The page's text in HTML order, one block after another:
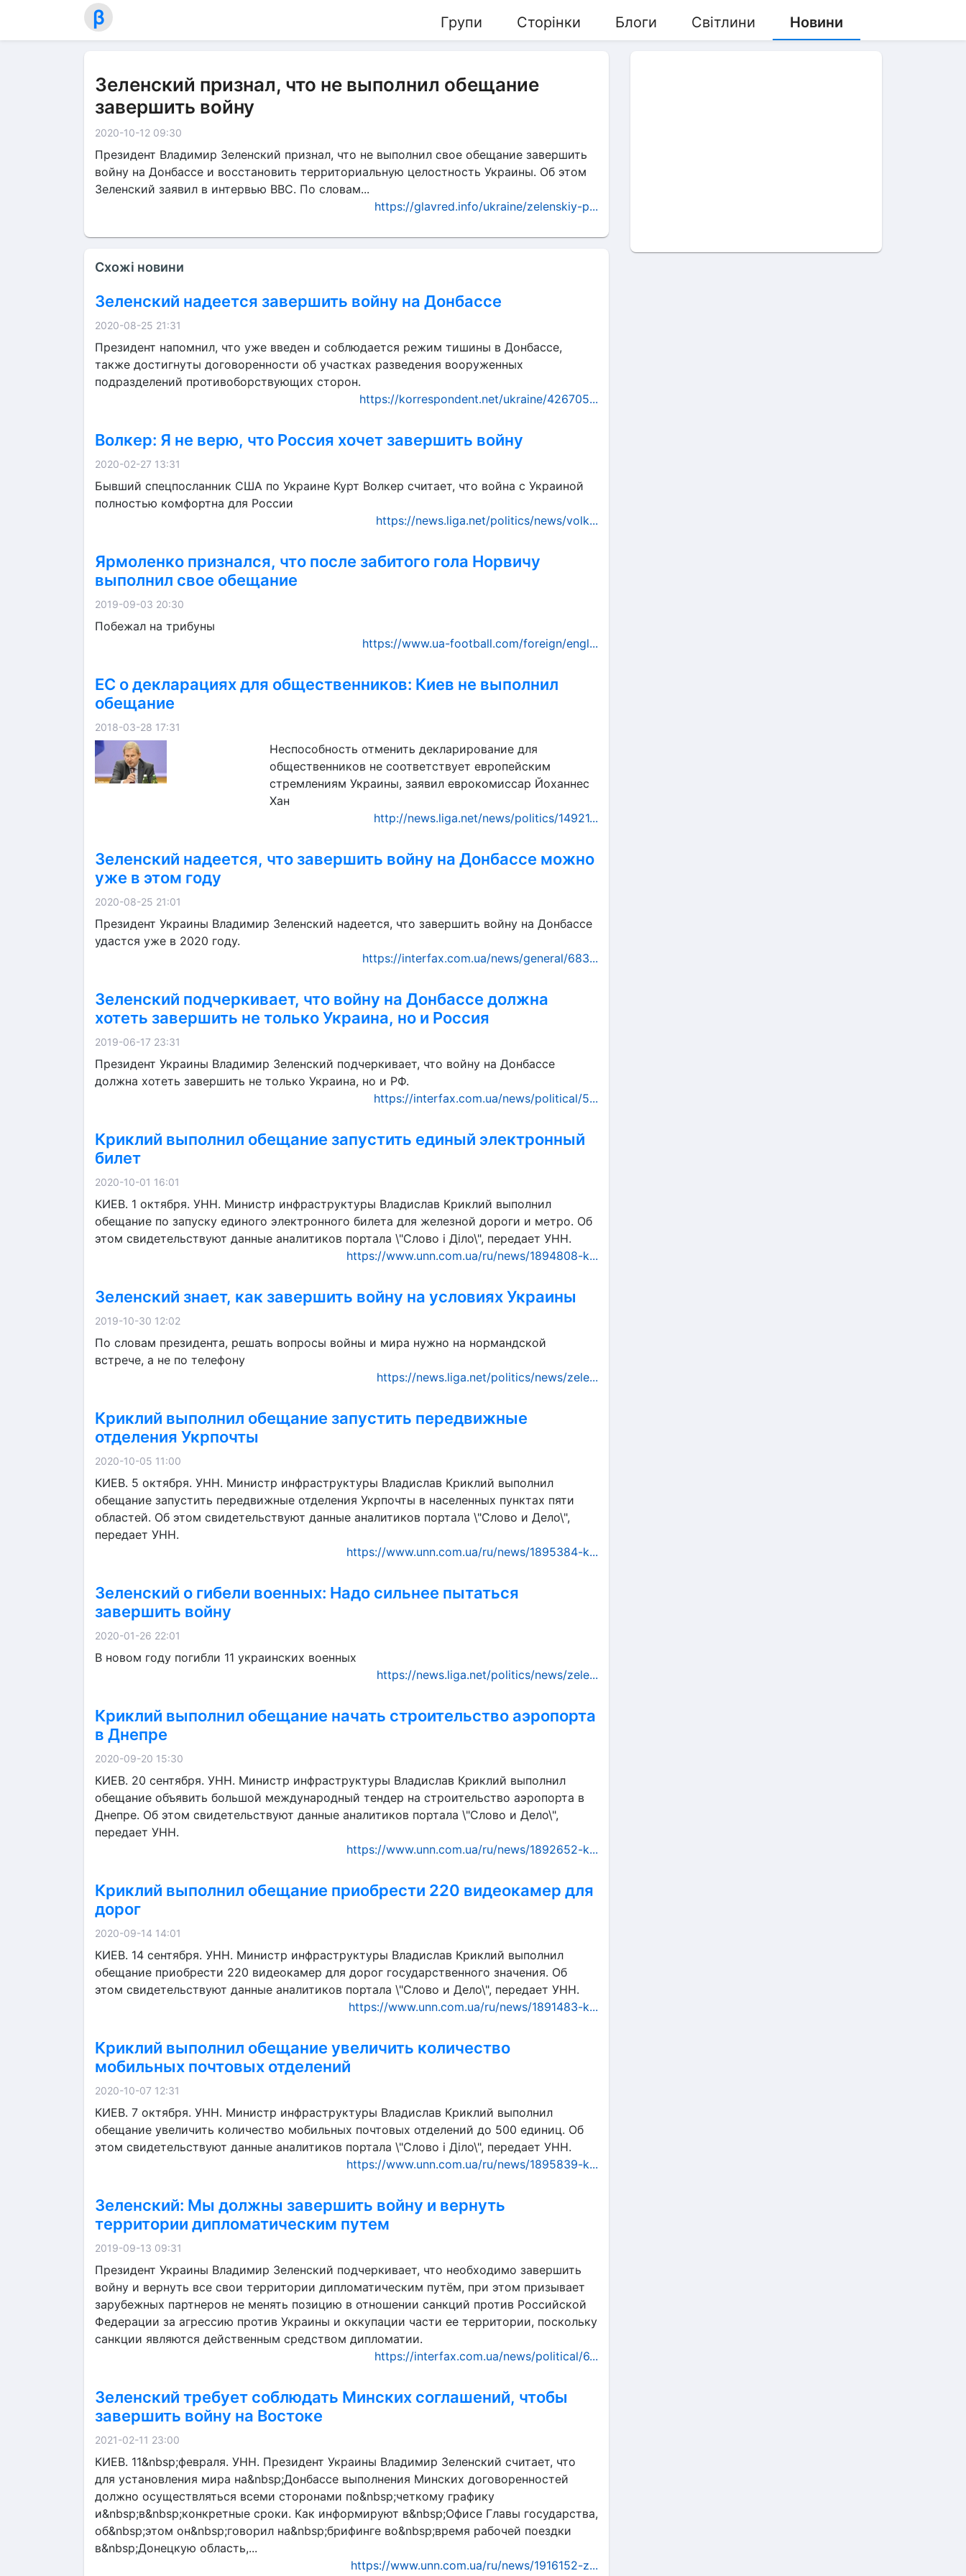
β Групи Сторінки Блоги Світлини Новини
Зеленский признал, что не выполнил обещание
завершить войну
2020-10-12 09:30
Президент Владимир Зеленский признал, что не выполнил свое обещание завершить
войну на Донбассе и восстановить территориальную целостность Украины. Об этом
Зеленский заявил в интервью BBC. По словам...
https://glavred.info/ukraine/zelenskiy-p...
Схожі новини
Зеленский надеется завершить войну на Донбассе
2020-08-25 21:31
Президент напомнил, что уже введен и соблюдается режим тишины в Донбассе,
также достигнуты договоренности об участках разведения вооруженных
подразделений противоборствующих сторон.
https://korrespondent.net/ukraine/426705...
Волкер: Я не верю, что Россия хочет завершить войну
2020-02-27 13:31
Бывший спецпосланник США по Украине Курт Волкер считает, что война с Украиной
полностью комфортна для России
https://news.liga.net/politics/news/volk...
Ярмоленко признался, что после забитого гола Норвичу
выполнил свое обещание
2019-09-03 20:30
Побежал на трибуны
https://www.ua-football.com/foreign/engl...
ЕС о декларациях для общественников: Киев не выполнил
обещание
2018-03-28 17:31
Неспособность отменить декларирование для
общественников не соответствует европейским
стремлениям Украины, заявил еврокомиссар Йоханнес
Хан
http://news.liga.net/news/politics/14921...
Зеленский надеется, что завершить войну на Донбассе можно
уже в этом году
2020-08-25 21:01
Президент Украины Владимир Зеленский надеется, что завершить войну на Донбассе
удастся уже в 2020 году.
https://interfax.com.ua/news/general/683...
Зеленский подчеркивает, что войну на Донбассе должна
хотеть завершить не только Украина, но и Россия
2019-06-17 23:31
Президент Украины Владимир Зеленский подчеркивает, что войну на Донбассе
должна хотеть завершить не только Украина, но и РФ.
https://interfax.com.ua/news/political/5...
Криклий выполнил обещание запустить единый электронный
билет
2020-10-01 16:01
КИЕВ. 1 октября. УНН. Министр инфраструктуры Владислав Криклий выполнил
обещание по запуску единого электронного билета для железной дороги и метро. Об
этом свидетельствуют данные аналитиков портала \"Слово і Діло\", передает УНН.
https://www.unn.com.ua/ru/news/1894808-k...
Зеленский знает, как завершить войну на условиях Украины
2019-10-30 12:02
По словам президента, решать вопросы войны и мира нужно на нормандской
встрече, а не по телефону
https://news.liga.net/politics/news/zele...
Криклий выполнил обещание запустить передвижные
отделения Укрпочты
2020-10-05 11:00
КИЕВ. 5 октября. УНН. Министр инфраструктуры Владислав Криклий выполнил
обещание запустить передвижные отделения Укрпочты в населенных пунктах пяти
областей. Об этом свидетельствуют данные аналитиков портала \"Слово и Дело\",
передает УНН.
https://www.unn.com.ua/ru/news/1895384-k...
Зеленский о гибели военных: Надо сильнее пытаться
завершить войну
2020-01-26 22:01
В новом году погибли 11 украинских военных
https://news.liga.net/politics/news/zele...
Криклий выполнил обещание начать строительство аэропорта
в Днепре
2020-09-20 15:30
КИЕВ. 20 сентября. УНН. Министр инфраструктуры Владислав Криклий выполнил
обещание объявить большой международный тендер на строительство аэропорта в
Днепре. Об этом свидетельствуют данные аналитиков портала \"Слово и Дело\",
передает УНН.
https://www.unn.com.ua/ru/news/1892652-k...
Криклий выполнил обещание приобрести 220 видеокамер для
дорог
2020-09-14 14:01
КИЕВ. 14 сентября. УНН. Министр инфраструктуры Владислав Криклий выполнил
обещание приобрести 220 видеокамер для дорог государственного значения. Об
этом свидетельствуют данные аналитиков портала \"Слово и Дело\", передает УНН.
https://www.unn.com.ua/ru/news/1891483-k...
Криклий выполнил обещание увеличить количество
мобильных почтовых отделений
2020-10-07 12:31
КИЕВ. 7 октября. УНН. Министр инфраструктуры Владислав Криклий выполнил
обещание увеличить количество мобильных почтовых отделений до 500 единиц. Об
этом свидетельствуют данные аналитиков портала \"Слово і Діло\", передает УНН.
https://www.unn.com.ua/ru/news/1895839-k...
Зеленский: Мы должны завершить войну и вернуть
территории дипломатическим путем
2019-09-13 09:31
Президент Украины Владимир Зеленский подчеркивает, что необходимо завершить
войну и вернуть все свои территории дипломатическим путём, при этом призывает
зарубежных партнеров не менять позицию в отношении санкций против Российской
Федерации за агрессию против Украины и оккупации части ее территории, поскольку
санкции являются действенным средством дипломатии.
https://interfax.com.ua/news/political/6...
Зеленский требует соблюдать Минских соглашений, чтобы
завершить войну на Востоке
2021-02-11 23:00
КИЕВ. 11&nbsp;февраля. УНН. Президент Украины Владимир Зеленский считает, что
для установления мира на&nbsp;Донбассе выполнения Минских договоренностей
должно осуществляться всеми сторонами по&nbsp;четкому графику
и&nbsp;в&nbsp;конкретные сроки. Как информируют в&nbsp;Офисе Главы государства,
об&nbsp;этом он&nbsp;говорил на&nbsp;брифинге во&nbsp;время рабочей поездки
в&nbsp;Донецкую область,...
https://www.unn.com.ua/ru/news/1916152-z...